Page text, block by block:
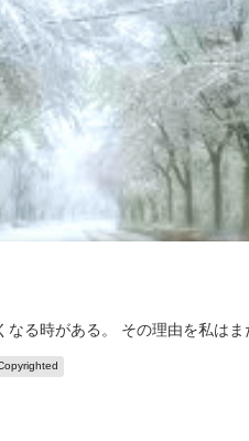
なる時がある。 その理由を私は